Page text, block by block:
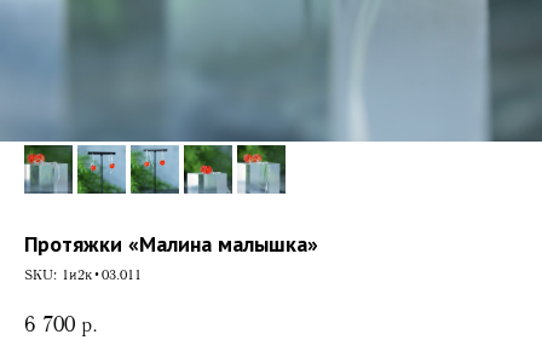
Протяжки «Малина малышка»
SKU: 1и2к•03.011
6 700 р.